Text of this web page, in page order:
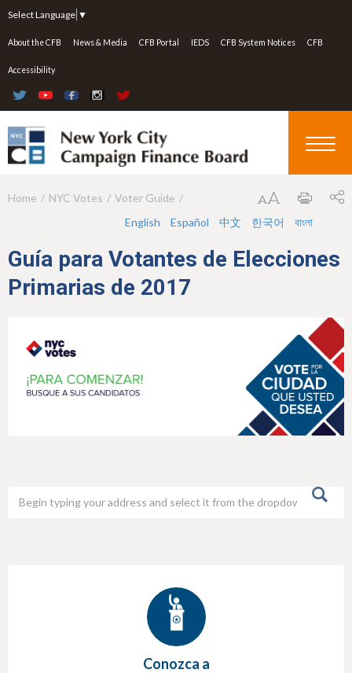
Select Language ▼
About the CFB News & Media CFB Portal IEDS CFB System Notices CFB
Accessibility
Y
u
a
Home NYC Votes
Voter Guide
English
Español 中文 한국어 বাংলা
Guía para Votantes de Elecciones
Primarias de 2017
Conozca a